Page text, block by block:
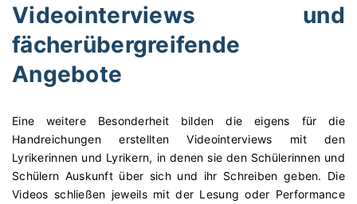
Videointerviews und
fächerübergreifende
Angebote
Eine weitere Besonderheit bilden die eigens für die
Handreichungen erstellten Videointerviews mit den
Lyrikerinnen und Lyrikern, in denen sie den Schülerinnen und
Schülern Auskunft über sich und ihr Schreiben geben. Die
Videos schließen jeweils mit der Lesung oder Performance